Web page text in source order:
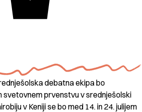
debatna ekipa bo
svetovnem prvenstvu v srednješolski
v Keniji se bo med 14. in 24. julijem